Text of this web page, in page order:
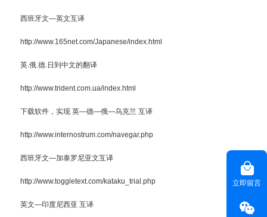
西班牙文—英文互译
http://www.165net.com/Japanese/index.html
英.俄.德.日到中文的翻译
http://www.trident.com.ua/index.html
下载软件，实现 英—德—俄—乌克兰 互译
http://www.internostrum.com/navegar.php
西班牙文—加泰罗尼亚文互译
http://www.toggletext.com/kataku_trial.php
英文—印度尼西亚 互译
立即留言